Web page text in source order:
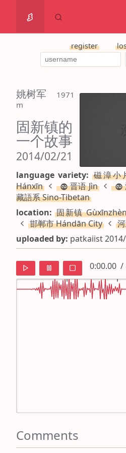
register
姚树军
1971
m
固新镇的
一个故事
2014/02/21
language variety: 磁漳小
Hánxīn
晋语 Jìn
藏語系 Sino-Tibetan
location: 固新镇
邯郸市 Hándān City
uploaded by: patkaiist
0:00.00 /
Comments